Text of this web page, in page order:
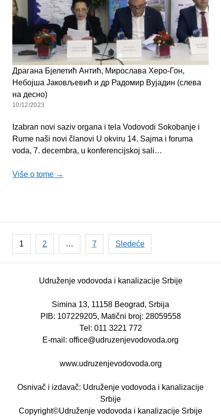
Драгана Бјелетић Антић, Мирослава Херо-Гон,
Небојша Јаковљевић и др Радомир Вујадин (слева
на десно)
10/12/2023
Izabran novi saziv organa i tela Vodovodi Sokobanje i
Rume naši novi članovi U okviru 14. Sajma i foruma
voda, 7. decembra, u konferencijskoj sali…
Više o tome →
Posts
pagination
1 2 … 7 Sledeće
Udruženje vodovoda i kanalizacije Srbije
Simina 13, 11158 Beograd, Srbija
PIB: 107229205, Matični broj: 28059558
Теl: 011 3221 772
E-mail: office@udruzenjevodovoda.org
www.udruzenjevodovoda.org
Osnivač i izdavač: Udruženje vodovoda i kanalizacije
Srbije
Copyright©Udruženje vodovoda i kanalizacije Srbije